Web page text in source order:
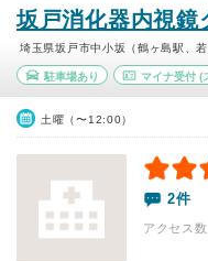
坂戸消化器内視鏡
埼玉県坂戸市中小坂（鶴ヶ島駅、若
駐車場あり マイナ受付(
土曜（〜12:00）
2件
アクセス